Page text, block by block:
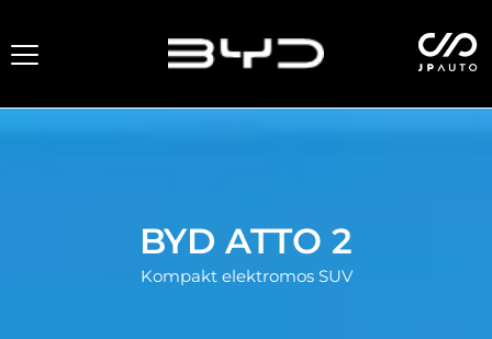
BYD ATTO 2
Kompakt elektromos SUV